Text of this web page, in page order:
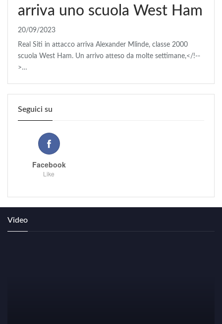
arriva uno scuola West Ham
20/09/2023
Real Siti in attacco arriva Alexander Mlinde, classe 2000
scuola West Ham. Un arrivo atteso da molte settimane,</!--
>…
Seguici su
Facebook
Like
Video